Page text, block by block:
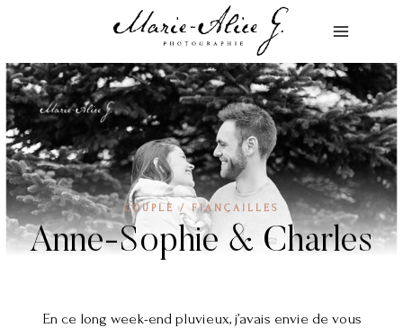
contenu
COUPLE / FIANÇAILLES
Anne-Sophie & Charles
En ce long week-end pluvieux, j’avais envie de vous